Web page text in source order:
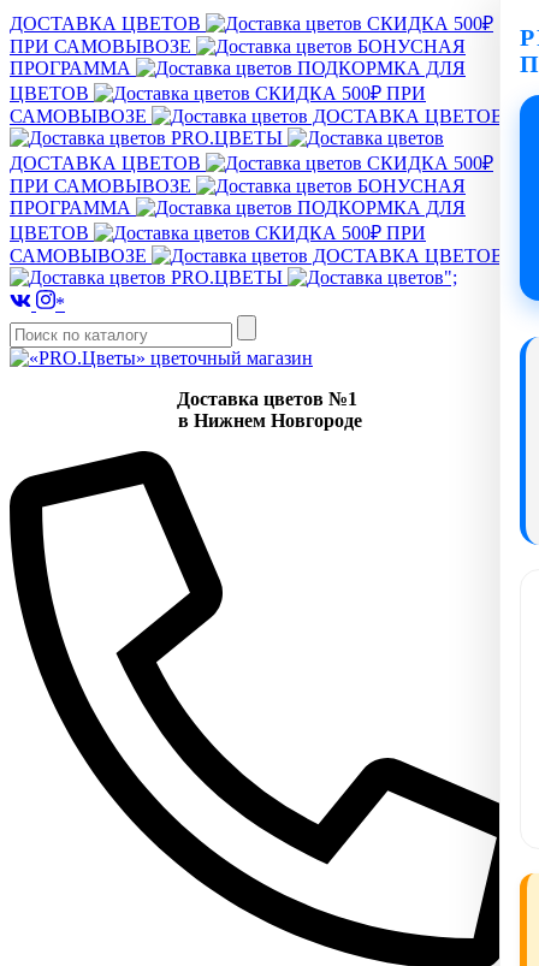
ДОСТАВКА ЦВЕТОВ
СКИДКА 500₽
ПРИ САМОВЫВОЗЕ
БОНУСНАЯ
ПРОГРАММА
ПОДКОРМКА ДЛЯ
ЦВЕТОВ
СКИДКА 500₽ ПРИ
САМОВЫВОЗЕ
ДОСТАВКА ЦВЕТОВ
PRO.ЦВЕТЫ
ДОСТАВКА ЦВЕТОВ
СКИДКА 500₽
ПРИ САМОВЫВОЗЕ
БОНУСНАЯ
ПРОГРАММА
ПОДКОРМКА ДЛЯ
ЦВЕТОВ
СКИДКА 500₽ ПРИ
САМОВЫВОЗЕ
ДОСТАВКА ЦВЕТОВ
PRO.ЦВЕТЫ
";
*
Доставка цветов №1
в Нижнем Новгороде